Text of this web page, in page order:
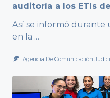
auditoría a los ETIs
Así se informó durante
en la ...
Agencia De Comunicación